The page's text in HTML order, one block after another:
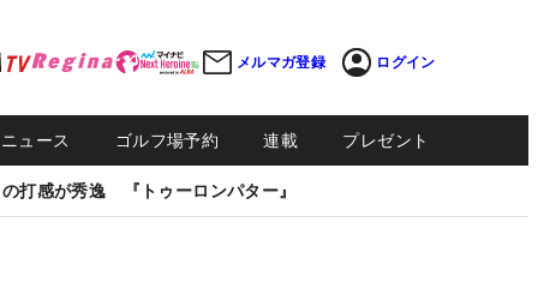
メルマガ登録 ログイン
ュース ゴルフ場予約 連載 プレゼント
打感が秀逸 『トゥーロンパター』